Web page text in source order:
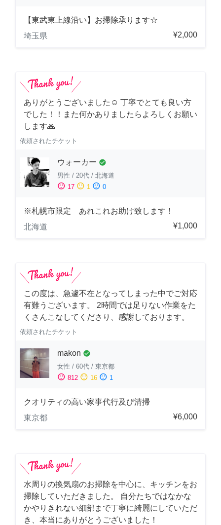
【東武東上線沿い】お掃除承ります☆
埼玉県
¥2,000
ありがとうございました☺️ 丁寧でとても良い方
でした！！また何かありましたらよろしくお願い
します🙏
依頼されたチケット
ウォーカー check_circle
男性 / 20代 / 北海道
sentiment_satisfied 17 sentiment_neutral 1 sentiment_dissatisfied 0
※札幌市限定 あれこれお助け致します！
北海道
¥1,000
この度は、急遽不在となってしまった中でご対応
有難うございます。 2時間では足りない作業をた
くさんこなしてくださり、感謝しております。
依頼されたチケット
makon check_circle
女性 / 60代 / 東京都
sentiment_satisfied 812 sentiment_neutral 16 sentiment_dissatisfied 1
クオリティの高い家事代行及び清掃
東京都
¥6,000
水周りの換気扇のお掃除を中心に、キッチンをお
掃除していただきました。 自分たちではなかな
かやりきれない細部まで丁寧に綺麗にしていただ
き、本当にありがとうございました！